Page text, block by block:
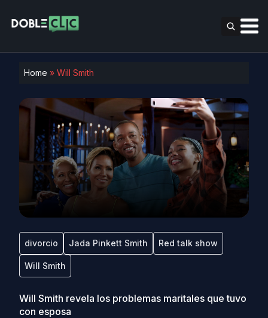
Home » Will Smith
divorcio Jada Pinkett Smith Red talk show
Will Smith
Will Smith revela los problemas maritales que tuvo
con esposa